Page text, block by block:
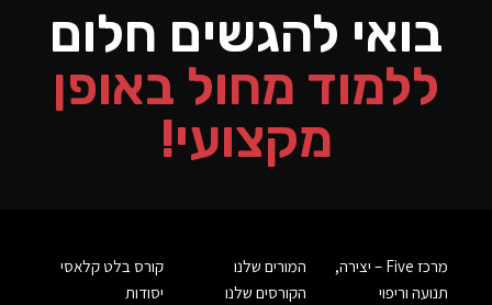
בואי להגשים חלום
ללמוד מחול באופן
מקצועי!
מרכז Five – יצירה,
תנועה וריפוי
המורים שלנו
הקורסים שלנו
קורס בלט קלאסי
יסודות